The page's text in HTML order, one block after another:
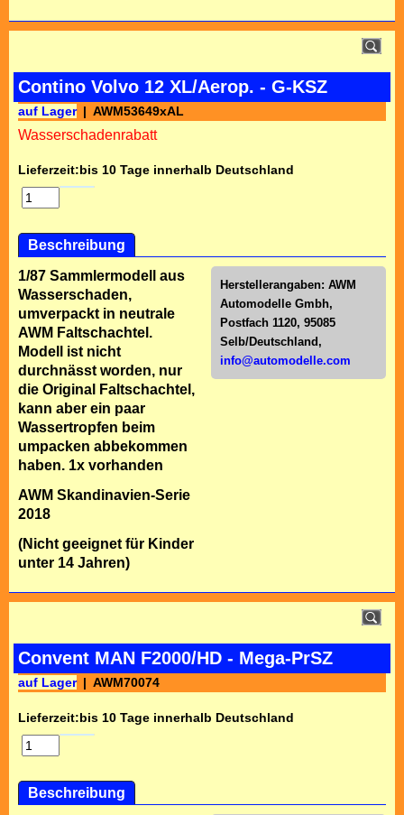
Contino Volvo 12 XL/Aerop. - G-KSZ
auf Lager AWM53649xAL
Wasserschadenrabatt
Lieferzeit:bis 10 Tage innerhalb Deutschland
Beschreibung
Herstellerangaben: AWM
Automodelle Gmbh,
Postfach 1120, 95085
Selb/Deutschl and,
info@automodelle.com
1/87 Sammlermodell aus
Wasserschaden,
umverpackt in neutrale
AWM Faltschachtel.
Modell ist nicht
durchnässt worden, nur
die Original Faltschachtel,
kann aber ein paar
Wassertropfen beim
umpacken abbekommen
haben. 1x vorhanden
AWM Skandinavien-Serie
2018
(Nicht geeignet für Kinder
unter 14 Jahren)
Convent MAN F2000/HD - Mega-PrSZ
auf Lager AWM70074
Lieferzeit:bis 10 Tage innerhalb Deutschland
Beschreibung